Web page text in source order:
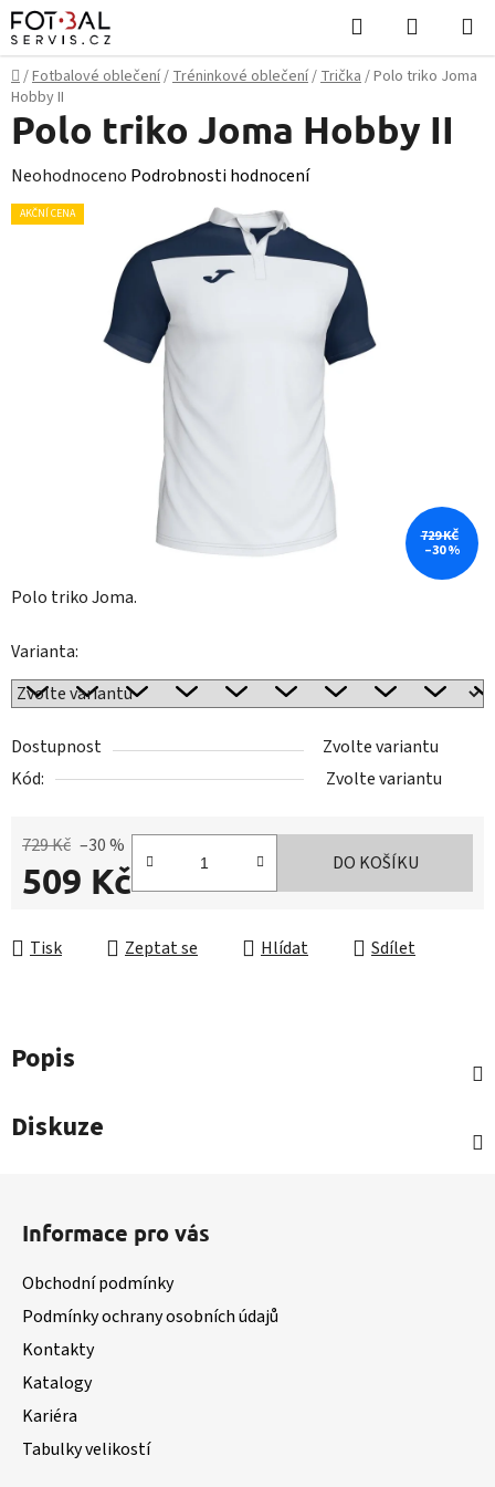
Přejít
na
obsah
Hledat
KOŠÍK
Domů
/Fotbalové oblečení/Tréninkové oblečení/Trička/Polo triko Joma
Hobby II
Polo triko Joma.
Varianta:
Dostupnost
Zvolte variantu
Kód:
Zvolte variantu
729 Kč –30 %
509 Kč DO KOŠÍKU
Tisk Zeptat se Hlídat Sdílet
Polo triko Joma Hobby II
Průměrné
hodnocení
Neohodnoceno Podrobnosti hodnocení
AKČNÍ CENA
729 KČ
–30 %
Popis
Diskuze
Informace pro vás
Obchodní podmínky
Podmínky ochrany osobních údajů
Kontakty
Katalogy
Kariéra
Tabulky velikostí